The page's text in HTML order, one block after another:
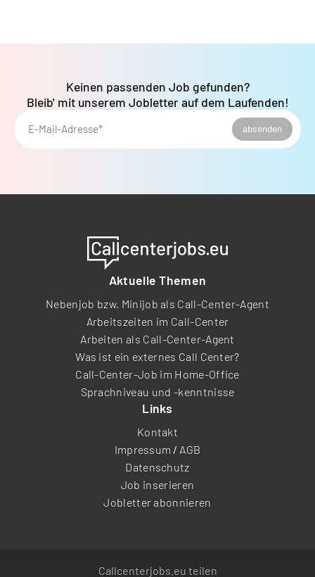
E-Mail-Adresse* absenden
Keinen passenden Job gefunden?
Bleib' mit unserem Jobletter auf dem Laufenden!
Aktuelle Themen
Nebenjob bzw. Minijob als Call-Center-Agent
Arbeitszeiten im Call-Center
Arbeiten als Call-Center-Agent
Was ist ein externes Call Center?
Call-Center-Job im Home-Office
Sprachniveau und -kenntnisse
Links
Kontakt
Impressum / AGB
Datenschutz
Job inserieren
Jobletter abonnieren
Callcenterjobs.eu teilen